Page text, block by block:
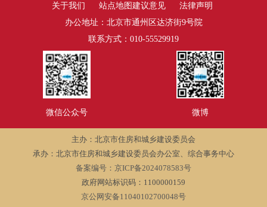
关于我们 站点地图建议意见
法律声明
办公地址：北京市通州区达济街9号院
联系方式：010-55529919
微信公众号 微博
主办：北京市住房和城乡建设委员会
承办：北京市住房和城乡建设委员会办公室、综合事务中心
备案编号：京ICP备2024078583号
政府网站标识码：1100000159
京公网安备11040102700048号